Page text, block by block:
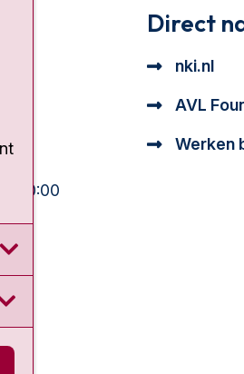
- 20:00
Direct
nki.nl
AVL
Werken
open / sluit Functioneel en
/ sluit Media cookie